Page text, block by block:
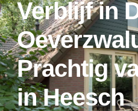
Verblijf in
Prachtig
in Heesch